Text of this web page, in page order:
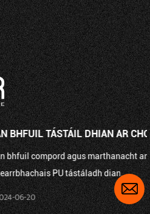
AN BHFUIL TÁSTÁIL DHIAN AR CHOMPORD AGUS AR MHARTHANACHT CHA...
Oifige
dian...